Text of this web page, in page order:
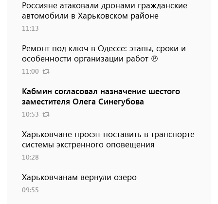
Россияне атаковали дронами гражданские
автомобили в Харьковском районе
11:13
Ремонт под ключ в Одессе: этапы, сроки и
особенности организации работ ℗
11:00
Кабмин согласовал назначение шестого
заместителя Олега Синегубова
10:53
Харьковчане просят поставить в транспорте
системы экстренного оповещения
10:28
Харьковчанам вернули озеро
09:55